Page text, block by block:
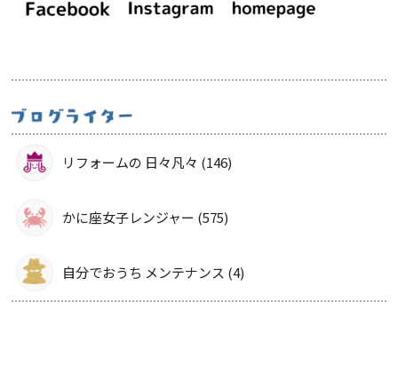
リフォームの 日々凡々 (146)
かに座女子レンジャー (575)
自分でおうち メンテナンス (4)